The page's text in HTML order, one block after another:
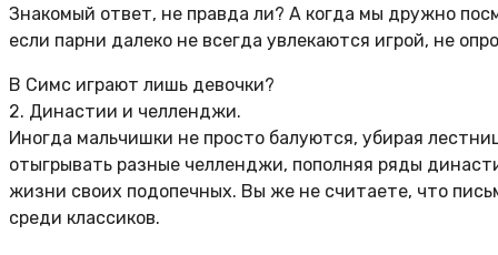
Знакомый ответ, не правда ли? А когда мы дружно
если парни далеко не всегда увлекаются игрой, не
В Симс играют лишь девочки?
2. Династии и челленджи.
Иногда мальчишки не просто балуются, убирая
отыгрывать разные челленджи, пополняя ряды
жизни своих подопечных. Вы же не считаете, что
среди классиков.